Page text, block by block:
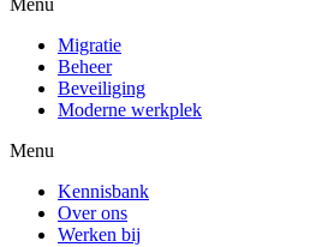
Menu
Migratie
Beheer
Beveiliging
Moderne werkplek
Menu
Kennisbank
Over ons
Werken bij